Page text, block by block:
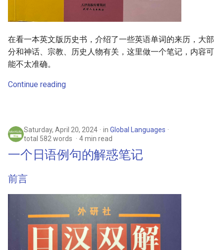
在看一本英文版历史书，介绍了一些英语单词的来历，大部
分和神话、宗教、历史人物有关，这里做一个笔记，内容可
能不太准确。
Continue reading
Saturday, April 20, 2024 in Global Languages
total 582 words
4 min read
一个日语例句的解惑笔记
前言